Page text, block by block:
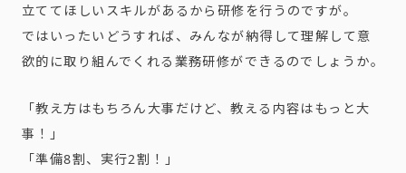
立ててほしいスキルがあるから研修を行うのですが。
ではいったいどうすれば、 みんなが納得して理解して意
欲的に取り組んでくれる業務研修ができるのでしょうか。
「教え方はもちろん大事だけど、教える内容はもっと大
事！」
「準備8割、実行2割！」